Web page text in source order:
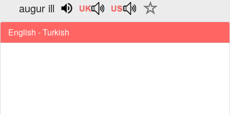
augur ill
English - Turkish